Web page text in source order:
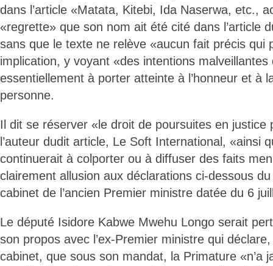
dans l’article «Matata, Kitebi, Ida Naserwa, etc.,
«regrette» que son nom ait été cité dans l’article
sans que le texte ne relève «aucun fait précis qui
implication, y voyant «des intentions malveillantes
essentiellement à porter atteinte à l’honneur et à
personne.
Il dit se réserver «le droit de poursuites en justice
l’auteur dudit article, Le Soft International, «ainsi
continuerait à colporter ou à diffuser des faits
clairement allusion aux déclarations ci-dessous
cabinet de l’ancien Premier ministre datée du 6
Le député Isidore Kabwe Mwehu Longo serait
son propos avec l’ex-Premier ministre qui
cabinet, que sous son mandat, la Primature «n’a